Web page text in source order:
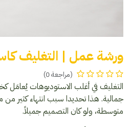
ورشة عمل | التغليف
(مراجعة 0)
التغليف في أغلب الاستوديوهات
جمالية. هذا تحديدا سبب انتهاء كثير من
متوسطة، ولو كان التصميم جميلاً.